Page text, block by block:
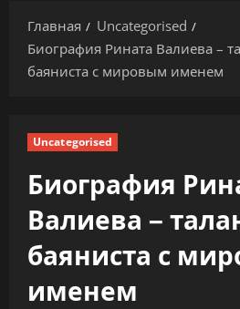
Главная
Uncategorised
Биография Рината Валиева –
баяниста с мировым именем
Uncategorised
Биография
Валиева –
баяниста с
именем